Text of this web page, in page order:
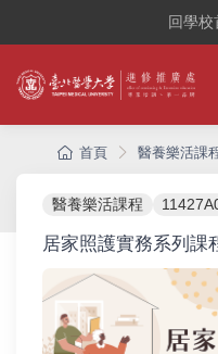
回學
首頁 醫養樂活課
醫養樂活課程
居家照護實務系列課